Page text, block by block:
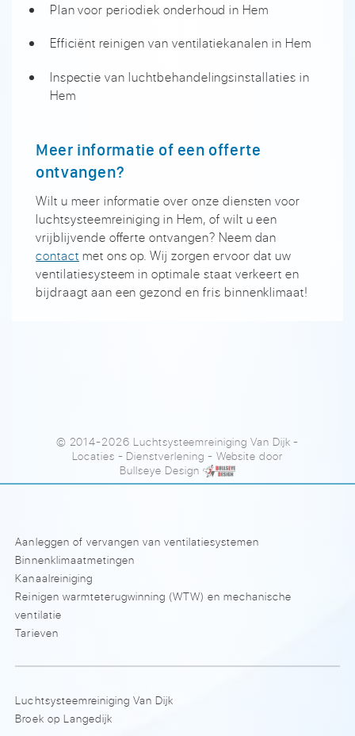
Plan voor periodiek onderhoud in Hem
Efficiënt reinigen van ventilatiekanalen in Hem
Inspectie van luchtbehandelingsinstallaties in
Hem
Meer informatie of een offerte
ontvangen?
Wilt u meer informatie over onze diensten voor
luchtsysteemreiniging in Hem, of wilt u een
vrijblijvende offerte ontvangen? Neem dan
contact met ons op. Wij zorgen ervoor dat uw
ventilatiesysteem in optimale staat verkeert en
bijdraagt aan een gezond en fris binnenklimaat!
© 2014-2026 Luchtsysteemreiniging Van Dijk-
Locaties - Dienstverlening - Website door
Bullseye Design
Aanleggen of vervangen van ventilatiesystemen
Binnenklimaatmetingen
Kanaalreiniging
Reinigen warmteterugwinning (WTW) en mechanische
ventilatie
Tarieven
Luchtsysteemreiniging Van Dijk
Broek op Langedijk